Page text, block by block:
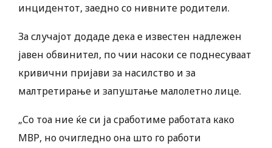
инцидентот, заедно со нивните родители.
За случајот додаде дека е известен надлежен
јавен обвинител, по чии насоки се поднесуваат
кривични пријави за насилство и за
малтретирање и запуштање малолетно лице.
„Со тоа ние ќе си ја сработиме работата како
МВР, но очигледно она што го работи